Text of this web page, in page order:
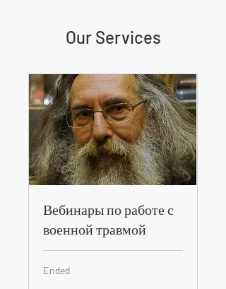
Our Services
Вебинары по работе с
военной травмой
Ended